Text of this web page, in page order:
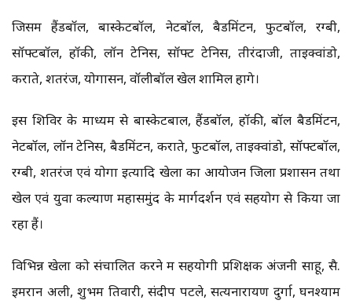
जिसमें हैंडबॉल, बास्केटबॉल, नेटबॉल, बैडमिंटन, फुटबॉल, रग्बी,
सॉफ्टबॉल, हॉकी, लॉन टेनिस, सॉफ्ट टेनिस, तीरंदाजी, ताइक्वांडो,
कराते, शतरंज, योगासन, वॉलीबॉल खेल शामिल होंगे।
इस शिविर के माध्यम से बास्केटबाल, हैंडबॉल, हॉकी, बॉल बैडमिंटन,
नेटबॉल, लॉन टेनिस, बैडमिंटन, कराते, फुटबॉल, ताइक्वांडो, सॉफ्टबॉल,
रग्बी, शतरंज एवं योगा इत्यादि खेलों का आयोजन जिला प्रशासन तथा
खेल एवं युवा कल्याण महासमुंद के मार्गदर्शन एवं सहयोग से किया जा
रहा हैं।
विभिन्न खेलों को संचालित करने में सहयोगी प्रशिक्षक अंजनी साहू, सै.
इमरान अली, शुभम तिवारी, संदीप पटले, सत्यनारायण दुर्गा, घनश्याम